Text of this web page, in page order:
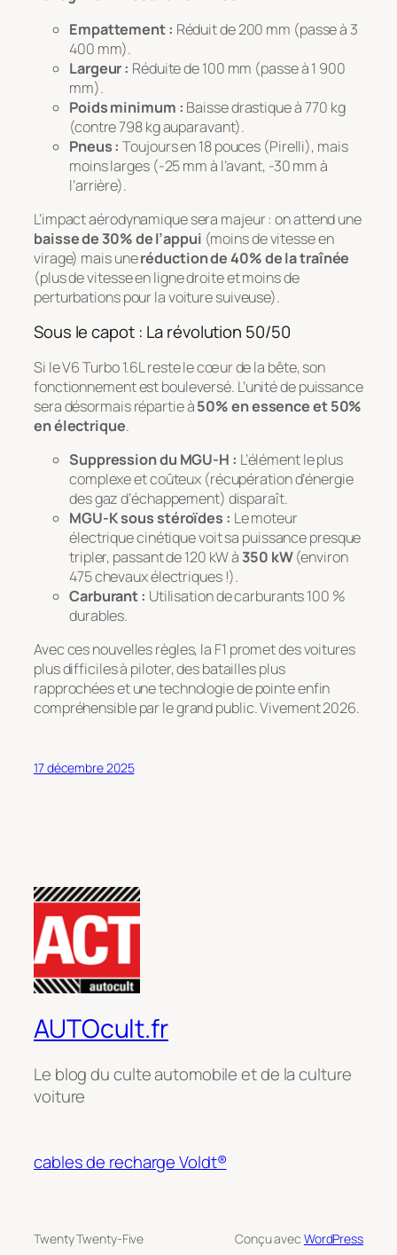
Empattement : Réduit de 200 mm (passe à 3
400 mm).
Largeur : Réduite de 100 mm (passe à 1 900
mm).
Poids minimum : Baisse drastique à 770 kg
(contre 798 kg auparavant).
Pneus : Toujours en 18 pouces (Pirelli), mais
moins larges (-25 mm à l’avant, -30 mm à
l’arrière).
L’impact aérodynamique sera majeur : on attend une
baisse de 30% de l’appui (moins de vitesse en
virage) mais uneréduction de 40% de la traînée
(plus de vitesse en ligne droite et moins de
perturbations pour la voiture suiveuse).
Sous le capot : La révolution 50/50
Si le V6 Turbo 1.6L reste le cœur de la bête, son
fonctionnement est bouleversé. L’unité de puissance
sera désormais répartie à50% en essence et 50%
en électrique.
Suppression du MGU-H : L’élément le plus
complexe et coûteux (récupération d’énergie
des gaz d’échappement) disparaît.
MGU-K sous stéroïdes : Le moteur
électrique cinétique voit sa puissance presque
tripler, passant de 120 kW à 350 kW(environ
475 chevaux électriques !).
Carburant : Utilisation de carburants 100 %
durables.
Avec ces nouvelles règles, la F1 promet des voitures
plus difficiles à piloter, des batailles plus
rapprochées et une technologie de pointe enfin
compréhensible par le grand public. Vivement 2026.
17 décembre 2025
AUTOcult.fr
Le blog du culte automobile et de la culture
voiture
cables de recharge Voldt®
Twenty Twenty-Five Conçu avec WordPress